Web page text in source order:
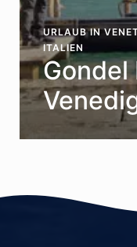
URLAUB IN
ITALIEN
Gondel